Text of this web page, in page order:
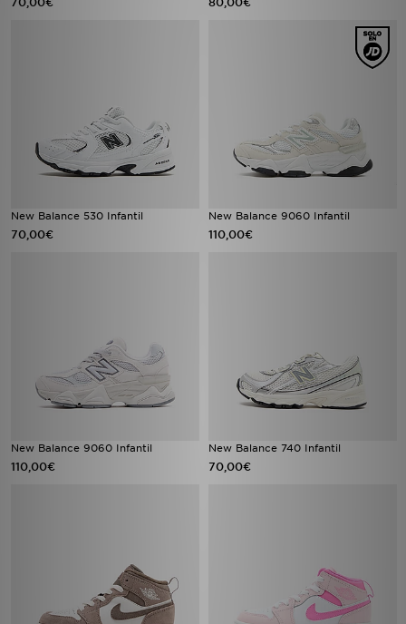
New Balance 530 Infantil
70,00€
New Balance 9060 Infantil
110,00€
New Balance 9060 Infantil
110,00€
New Balance 740 Infantil
70,00€